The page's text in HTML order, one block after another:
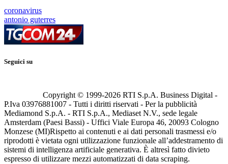
coronavirus
antonio guterres
Seguici su
Copyright © 1999-2026 RTI S.p.A. Business Digital -
P.Iva 03976881007 - Tutti i diritti riservati - Per la pubblicità
Mediamond S.p.A. - RTI S.p.A., Mediaset N.V., sede legale
Amsterdam (Paesi Bassi) - Uffici Viale Europa 46, 20093 Cologno
Monzese (MI)Rispetto ai contenuti e ai dati personali trasmessi e/o
riprodotti è vietata ogni utilizzazione funzionale all’addestramento di
sistemi di intelligenza artificiale generativa. È altresì fatto divieto
espresso di utilizzare mezzi automatizzati di data scraping.